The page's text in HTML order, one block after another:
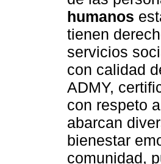
humanos
tienen
servicios
con calidad
ADMY,
con respeto
abarcan
bienestar
comunidad,